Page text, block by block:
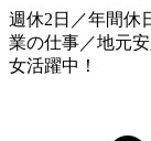
週休2日／年間休
業の仕事／地元
女活躍中！